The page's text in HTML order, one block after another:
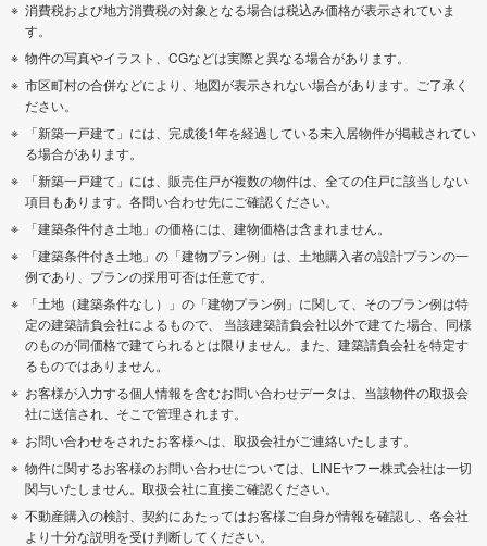
消費税および地方消費税の対象となる場合は税込み価格が表示されていま
す。
物件の写真やイラスト、CGなどは実際と異なる場合があります。
市区町村の合併などにより、地図が表示されない場合があります。ご了承く
ださい。
「新築一戸建て」には、完成後1年を経過している未入居物件が掲載されてい
る場合があります。
「新築一戸建て」には、販売住戸が複数の物件は、全ての住戸に該当しない
項目もあります。各問い合わせ先にご確認ください。
「建築条件付き土地」の価格には、建物価格は含まれません。
「建築条件付き土地」の「建物プラン例」は、土地購入者の設計プランの一
例であり、プランの採用可否は任意です。
「土地（建築条件なし）」の「建物プラン例」に関して、そのプラン例は特
定の建築請負会社によるもので、 当該建築請負会社以外で建てた場合、同様
のものが同価格で建てられるとは限りません。また、建築請負会社を特定す
るものではありません。
お客様が入力する個人情報を含むお問い合わせデータは、当該物件の取扱会
社に送信され、そこで管理されます。
お問い合わせをされたお客様へは、取扱会社がご連絡いたします。
物件に関するお客様のお問い合わせについては、LINEヤフー株式会社は一切
関与いたしません。取扱会社に直接ご確認ください。
不動産購入の検討、契約にあたってはお客様ご自身が情報を確認し、各会社
より十分な説明を受け判断してください。